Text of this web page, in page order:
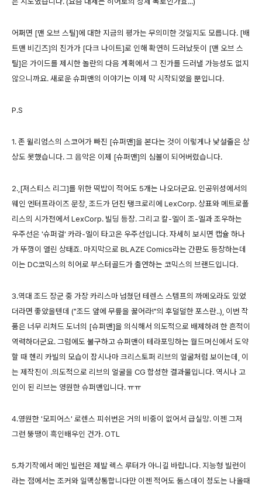
어쩌면 [맨 오브 스틸]에 대한 지금의 평가는 무의미한 것일지도 모릅니다. [배
트맨 비긴즈]의 진가가 [다크 나이트]로 인해 확연히 드러났듯이 [맨 오브 스
틸]은 가이드를 제시한 놀란의 다음 계획에서 그 진가를 드러낼 가능성도 없지
않으니까요. 새로운 슈퍼맨의 이야기는 이제 막 시작되었을 뿐입니다.
P.S
1. 존 윌리엄스의 스코어가 빠진 [슈퍼맨]을 본다는 것이 이렇게나 낯설줄은 상
상도 못했습니다. 그 음악은 이제 [슈퍼맨]의 심볼이 되어버렸습니다.
2.,[저스티스 리그]를 위한 떡밥이 적어도 5개는 나오더군요. 인공위성에서의
웨인 엔터프라이즈 문장, 조드가 던진 탱크로리에 LexCorp. 상표와 메트로폴
리스의 시가전에서 LexCorp. 빌딩 등장. 그리고 칼-엘이 조-엘과 조우하는
우주선은 '슈퍼걸' 카라-엘이 타고온 우주선입니다. 자세히 보시면 캡슐 하나
가 뚜껑이 열린 상태죠. 마지막으로 BLAZE Comics라는 간판도 등장하는데
이는 DC코믹스의 히어로 부스터골드가 출연하는 코믹스의 브랜드입니다.
3.역대 조드 장군 중 가장 카리스마 넘쳤던 테렌스 스템프의 까메오라도 있었
더라면 좋았을텐데 ("조드 앞에 무릎을 꿇어라!"의 후덜덜한 포스란..), 이번 작
품은 너무 리처드 도너의 [슈퍼맨]을 의식해서 의도적으로 배제하려 한 흔적이
역력하더군요. 그럼에도 불구하고 슈퍼맨이 테라포밍하는 월드머신에서 도약
할 때 헨리 카빌의 모습이 잠시나마 크리스토퍼 리브의 얼굴처럼 보이는데, 이
는 제작진이 .의도적으로 리브의 얼굴을 CG 합성한 결과물입니다. 역시나 고
인이 된 리브는 영원한 슈퍼맨입니다. ㅠㅠ
4.영원한 '모피어스' 로렌스 피쉬번은 거의 비중이 없어서 급실망. 이젠 그저
그런 뚱땡이 흑인배우인 건가. OTL
5.차기작에서 메인 빌런은 제발 렉스 루터가 아니길 바랍니다. 지능형 빌런이
라는 점에서는 조커와 일맥상통합니다만 이젠 적어도 둠스데이 정도는 나올때